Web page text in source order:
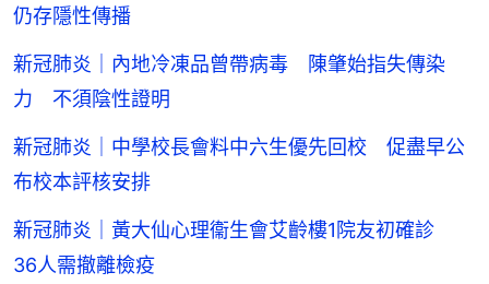
仍存隱性傳播
新冠肺炎｜內地冷凍品曾帶病毒 陳肇始指失傳染
力 不須陰性證明
新冠肺炎｜中學校長會料中六生優先回校 促盡早公
布校本評核安排
新冠肺炎｜黃大仙心理衞生會艾齡樓1院友初確診
36人需撤離檢疫